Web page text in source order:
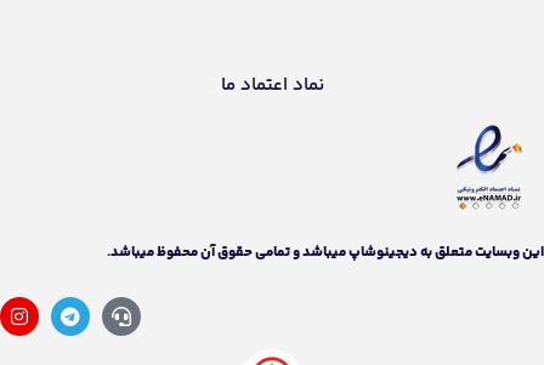
نماد اعتماد ما
اين وبسايت متعلق به دیجینوشاپ ميباشد و تمامی حقوق آن محفوظ ميباشد.